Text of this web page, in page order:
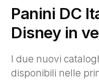
Panini DC
Disney in
I due nuovi
disponibili nelle